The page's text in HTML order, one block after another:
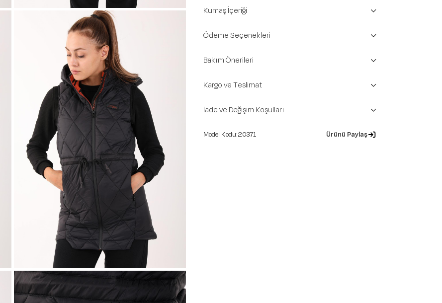
Kumaş İçeriği
Ödeme Seçenekleri
Bakım Önerileri
Kargo ve Teslimat
İade ve Değişim Koşulları
20371 Ürünü Paylaş